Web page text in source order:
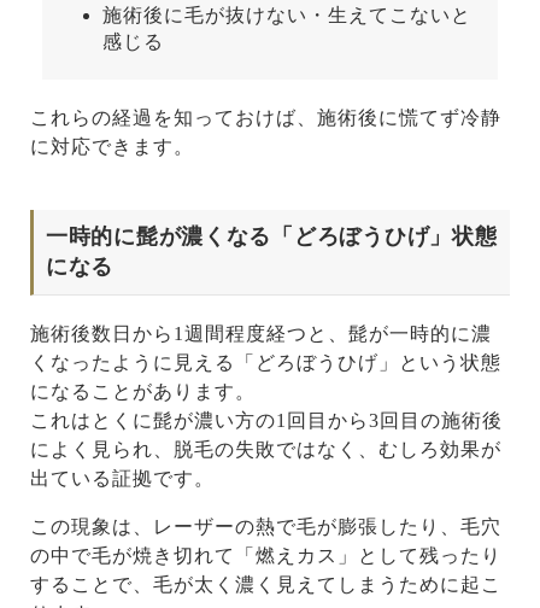
施術後に毛が抜けない・生えてこないと
感じる
これらの経過を知っておけば、施術後に慌てず冷静
に対応できます。
一時的に髭が濃くなる「どろぼうひげ」状態
になる
施術後数日から1週間程度経つと、髭が一時的に濃
くなったように見える「どろぼうひげ」という状態
になることがあります。
これはとくに髭が濃い方の1回目から3回目の施術後
によく見られ、脱毛の失敗ではなく、むしろ効果が
出ている証拠です。
この現象は、レーザーの熱で毛が膨張したり、毛穴
の中で毛が焼き切れて「燃えカス」として残ったり
することで、毛が太く濃く見えてしまうために起こ